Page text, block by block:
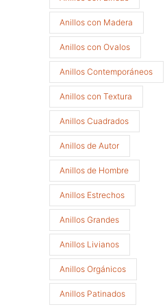
Anillos con Madera
Anillos con Ovalos
Anillos Contemporáneos
Anillos con Textura
Anillos Cuadrados
Anillos de Autor
Anillos de Hombre
Anillos Estrechos
Anillos Grandes
Anillos Livianos
Anillos Orgánicos
Anillos Patinados